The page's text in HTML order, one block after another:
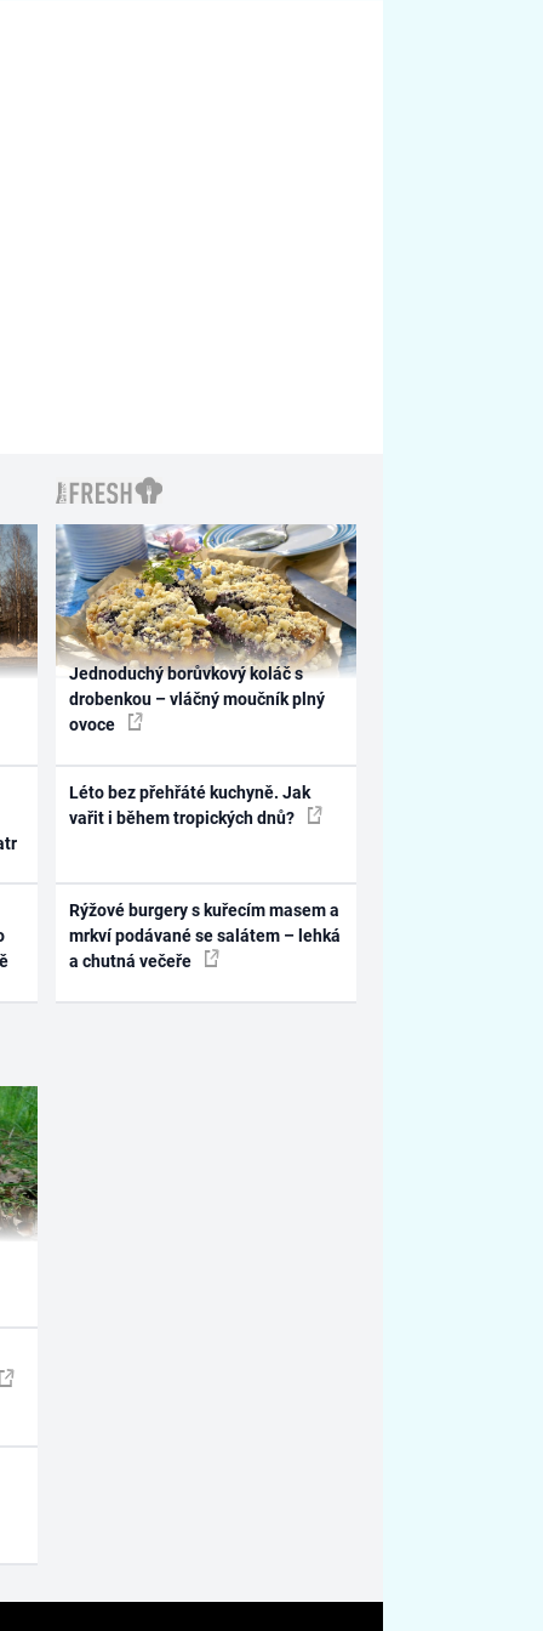
Jednoduchý borůvkový koláč s
drobenkou – vláčný moučník plný
ovoce
Léto bez přehřáté kuchyně. Jak
vařit i během tropických dnů?
Rýžové burgery s kuřecím masem a
mrkví podávané se salátem – lehká
a chutná večeře